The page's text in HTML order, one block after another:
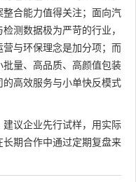
合能力值得关注；面向汽
测数据极为严苛的行业，
与环保理念是加分项；而
量、高品质、高颜值包装
高效服务与小单快反模式
议企业先行试样，用实际
期合作中通过定期复盘来